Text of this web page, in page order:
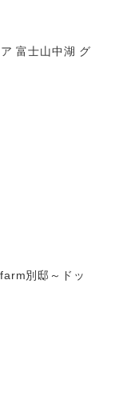
富士山中湖 グ
別邸～ドッ